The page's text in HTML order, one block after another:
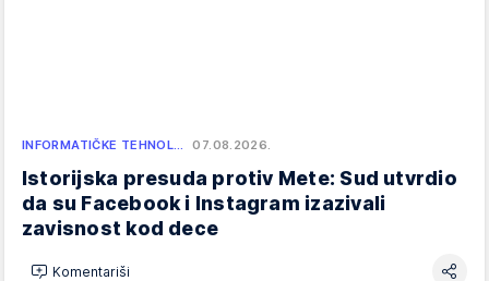
INFORMATIČKE TEHNOL… 07.08.2026.
Istorijska presuda protiv Mete: Sud utvrdio
da su Facebook i Instagram izazivali
zavisnost kod dece
Komentariši